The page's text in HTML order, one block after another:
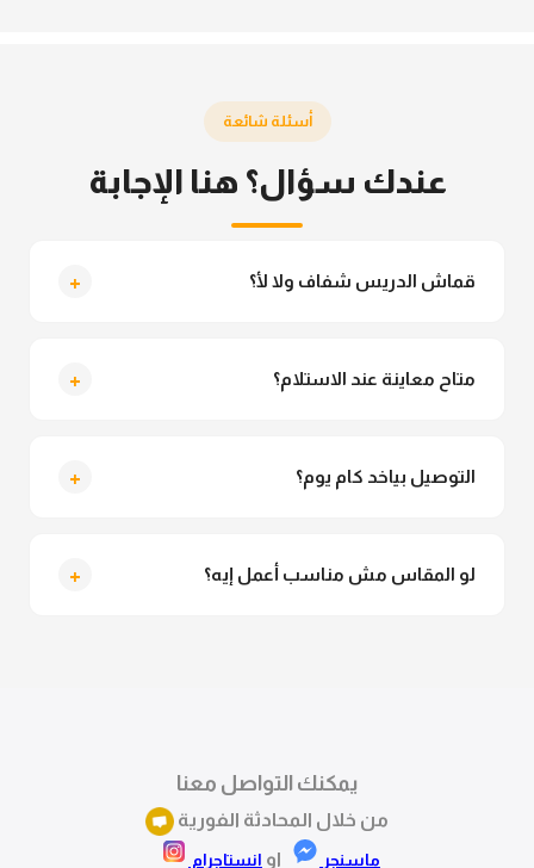
أسئلة شائعة
عندك سؤال؟ هنا الإجابة
قماش الدريس شفاف ولا لأ؟ +
متاح معاينة عند الاستلام؟ +
التوصيل بياخد كام يوم؟ +
لو المقاس مش مناسب أعمل إيه؟ +
يمكنك التواصل معنا
من خلال المحادثة الفورية
ماسنجر او انستاجرام